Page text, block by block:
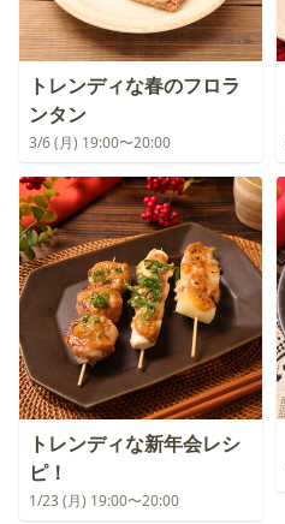
トレンディな春のフロラ
ンタン
3/6 (月) 19:00〜20:00
トレンディな新年会レシ
ピ！
1/23 (月) 19:00〜20:00